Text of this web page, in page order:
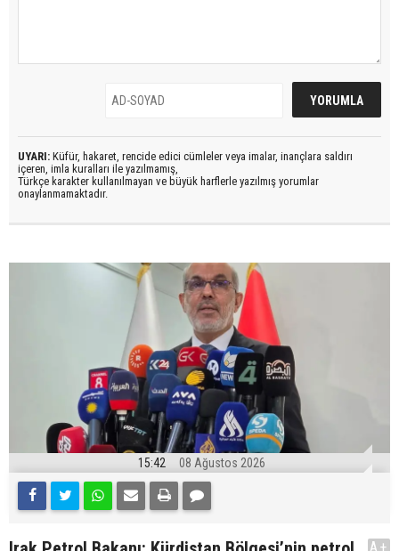
UYARI: Küfür, hakaret, rencide edici cümleler veya imalar, inançlara saldırı
içeren, imla kuralları ile yazılmamış,
Türkçe karakter kullanılmayan ve büyük harflerle yazılmış yorumlar
onaylanmamaktadır.
15:42 08 Ağustos 2026
A+